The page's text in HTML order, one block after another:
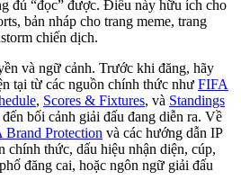
đủ “đọc” được. Điều này hữu ích cho
bản nháp cho trang meme, trang
chiến dịch.
và ngữ cảnh. Trước khi đăng, hãy
tại từ các nguồn chính thức như FIFA
, Scores & Fixtures, và Standings
bối cảnh giải đấu đang diễn ra. Về
Brand Protection và các hướng dẫn IP
chính thức, dấu hiệu nhận diện, cúp,
đăng cai, hoặc ngôn ngữ giải đấu